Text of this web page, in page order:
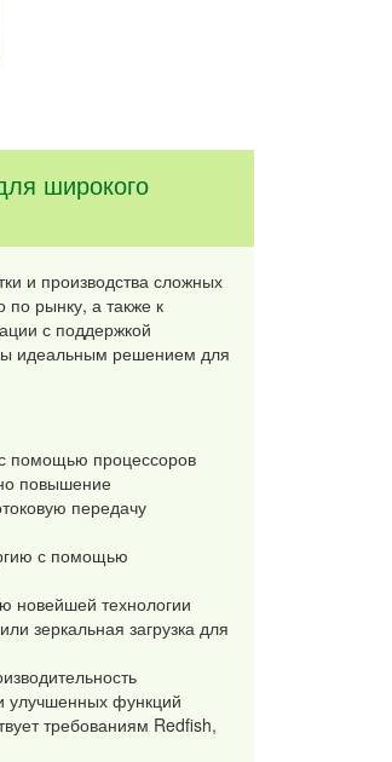
широкого
и производства сложных
по рынку, а также к
с поддержкой
идеальным решением для
помощью процессоров
повышение
передачу
с помощью
новейшей технологии
зеркальная загрузка для
улучшенных функций
требованиям Redfish,